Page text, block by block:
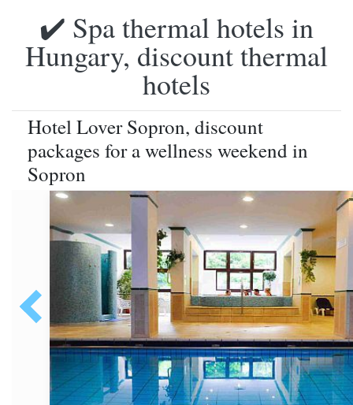
✔️ Spa thermal hotels in
Hungary, discount thermal
hotels
Hotel Lover Sopron, discount
packages for a wellness weekend in
Sopron